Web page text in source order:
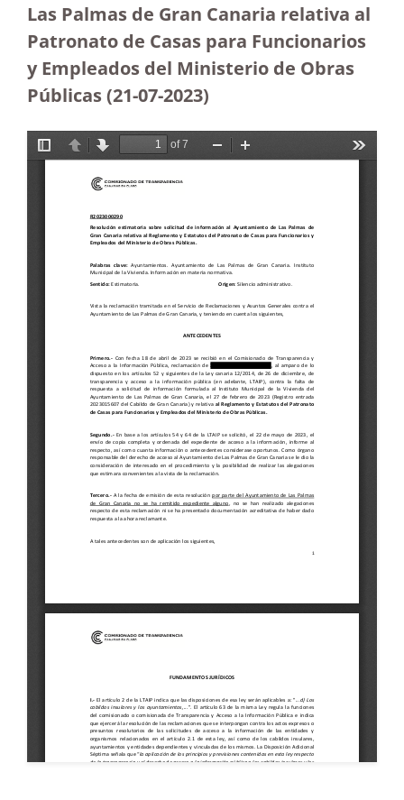
Las Palmas de Gran Canaria relativa al
Patronato de Casas para Funcionarios
y Empleados del Ministerio de Obras
Públicas (21-07-2023)